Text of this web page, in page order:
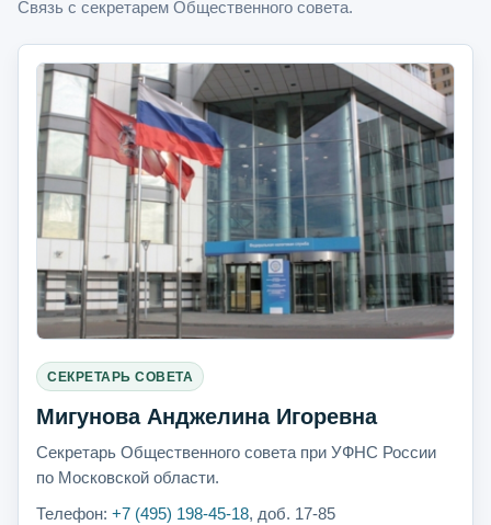
Связь с секретарем Общественного совета.
СЕКРЕТАРЬ СОВЕТА
Мигунова Анджелина Игоревна
Секретарь Общественного совета при УФНС России
по Московской области.
Телефон: +7 (495) 198-45-18, доб. 17-85